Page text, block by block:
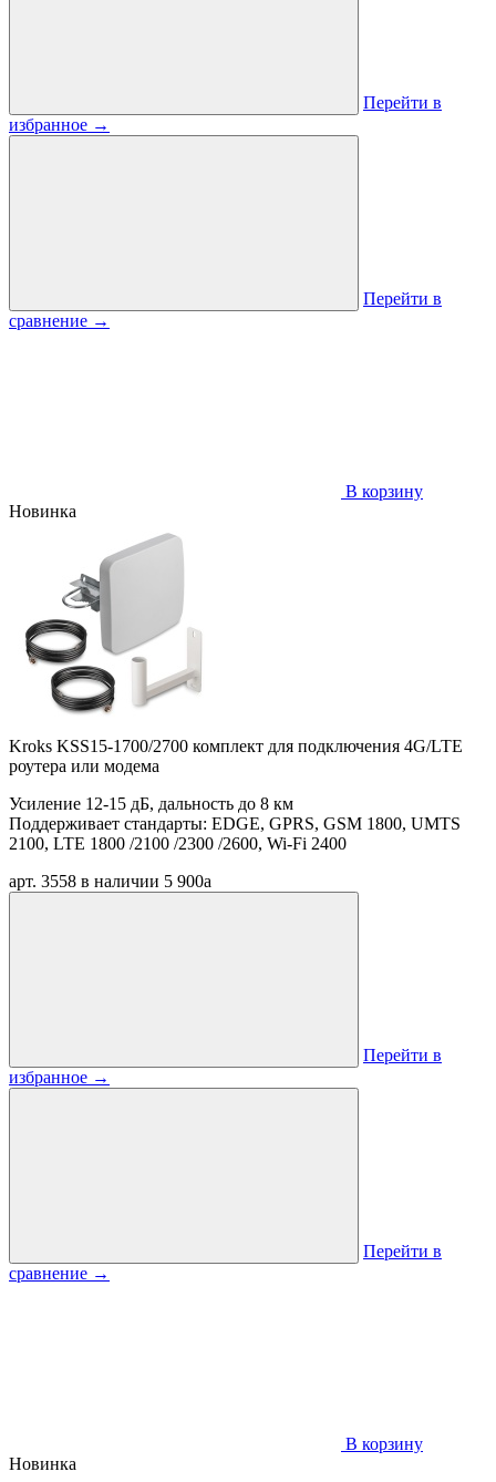
Перейти в
избранное →
Перейти в
сравнение →
В корзину
Новинка
Kroks KSS15-1700/2700 комплект для подключения 4G/LTE
роутера или модема
Усиление 12-15 дБ, дальность до 8 км
Поддерживает стандарты: EDGE, GPRS, GSM 1800, UMTS
2100, LTE 1800 /2100 /2300 /2600, Wi-Fi 2400
арт. 3558 в наличии 5 900a
Перейти в
избранное →
Перейти в
сравнение →
В корзину
Новинка